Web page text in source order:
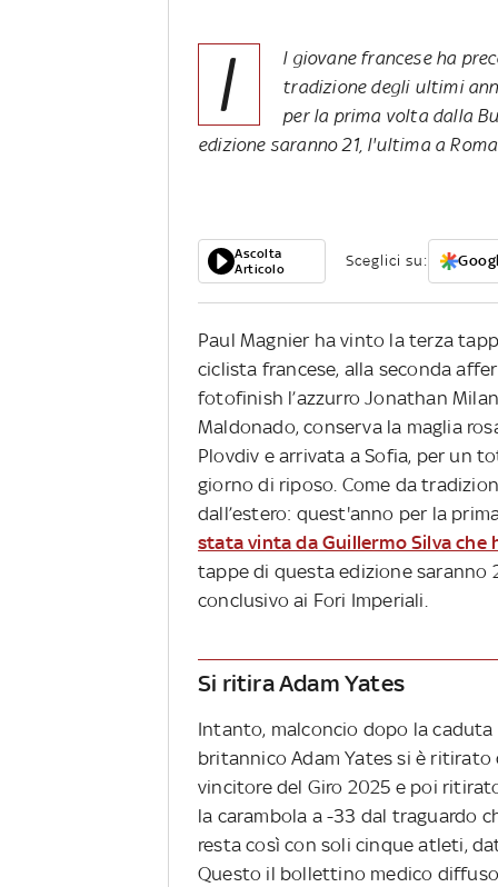
I
l giovane francese ha
tradizione degli ultimi
per la prima volta dalla
edizione saranno 21, l'ultima a
Ascolta
Articolo
Sceglici su:
Paul Magnier ha vinto la terza
ciclista francese, alla seconda
fotofinish l’azzurro Jonathan
Maldonado, conserva la maglia
Plovdiv e arrivata a Sofia, per un
giorno di riposo. Come da
dall’estero: quest'anno per la
stata vinta da Guillermo Silva che
tappe di questa edizione saranno
conclusivo ai Fori Imperiali.
Si ritira Adam Yates
Intanto, malconcio dopo la
britannico Adam Yates si è ritirato
vincitore del Giro 2025 e poi
la carambola a -33 dal traguardo
resta così con soli cinque atleti,
Questo il bollettino medico